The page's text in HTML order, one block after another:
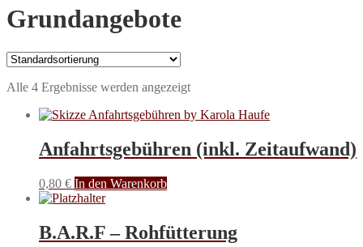
Grundangebote
Alle 4 Ergebnisse werden angezeigt
Anfahrtsgebühren (inkl. Zeitaufwand)
0,80 € In den Warenkorb
B.A.R.F – Rohfütterung